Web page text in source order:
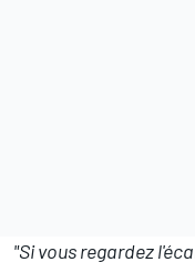
"Si vous regardez